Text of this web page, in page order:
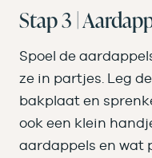
Stap 3 |
Spoel de
ze in partjes. Leg
bakplaat en
ook een klein
aardappels en wat